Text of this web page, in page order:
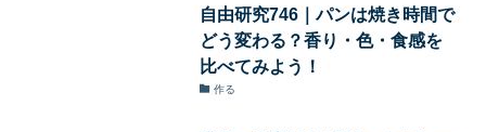
自由研究746｜パンは焼き時間で
どう変わる？香り・色・食感を
比べてみよう！
作る